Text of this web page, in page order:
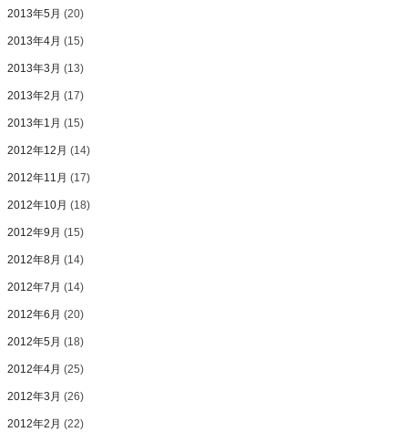
2013年5月 (20)
2013年4月 (15)
2013年3月 (13)
2013年2月 (17)
2013年1月 (15)
2012年12月 (14)
2012年11月 (17)
2012年10月 (18)
2012年9月 (15)
2012年8月 (14)
2012年7月 (14)
2012年6月 (20)
2012年5月 (18)
2012年4月 (25)
2012年3月 (26)
2012年2月 (22)